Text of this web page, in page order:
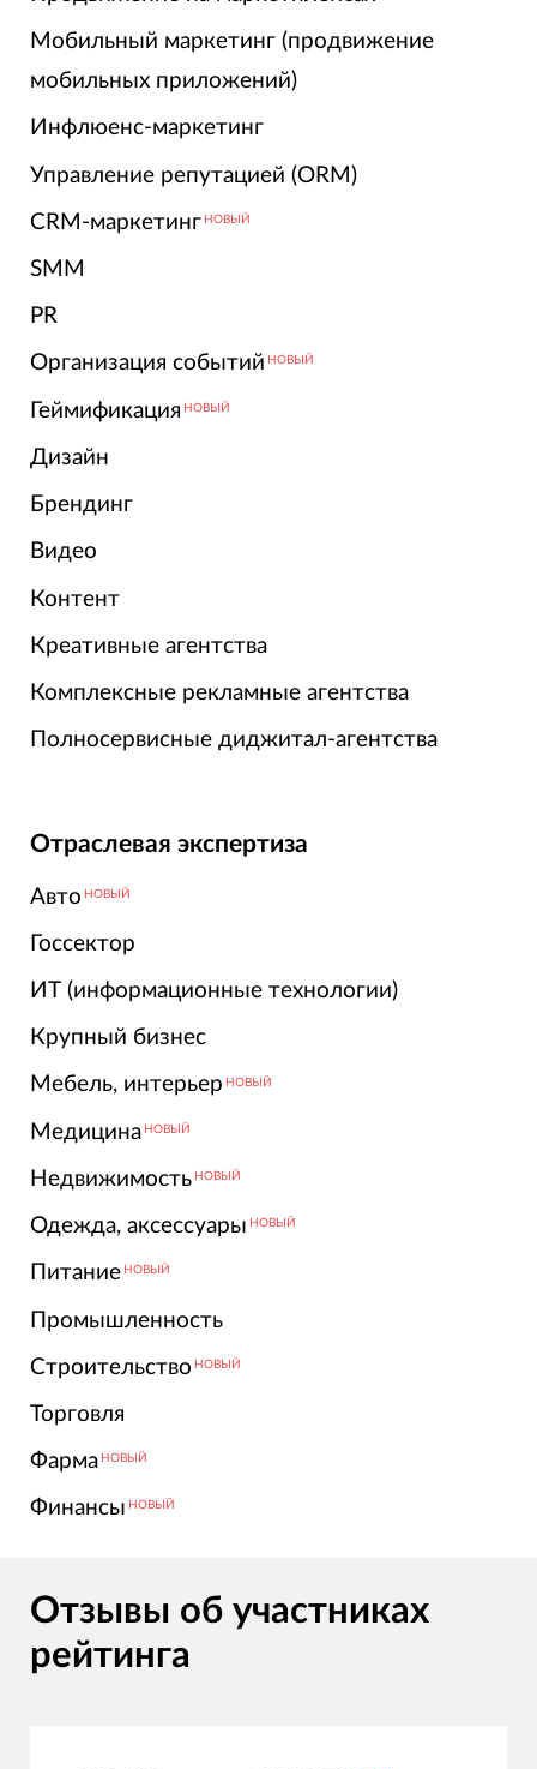
Мобильный маркетинг (продвижение
мобильных приложений)
Инфлюенс-маркетинг
Управление репутацией (ORM)
CRM-маркетинг НОВЫЙ
SMM
PR
Организация событий НОВЫЙ
Геймификация НОВЫЙ
Дизайн
Брендинг
Видео
Контент
Креативные агентства
Комплексные рекламные агентства
Полносервисные диджитал-агентства
Отраслевая экспертиза
Авто НОВЫЙ
Госсектор
ИТ (информационные технологии)
Крупный бизнес
Мебель, интерьер НОВЫЙ
Медицина НОВЫЙ
Недвижимость НОВЫЙ
Одежда, аксессуары НОВЫЙ
Питание НОВЫЙ
Промышленность
Строительство НОВЫЙ
Торговля
Фарма НОВЫЙ
Финансы НОВЫЙ
Отзывы об участниках
рейтинга